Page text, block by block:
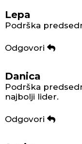
Lepa
Podrška
Odgovori
Danica
Podrška
najbolji lider.
Odgovori